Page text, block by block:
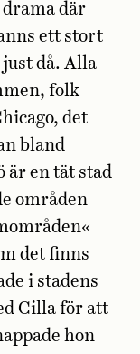
där
ett stort
då. Alla
folk
det
bland
är en tät stad
områden
det finns
i stadens
Cilla för att
hon